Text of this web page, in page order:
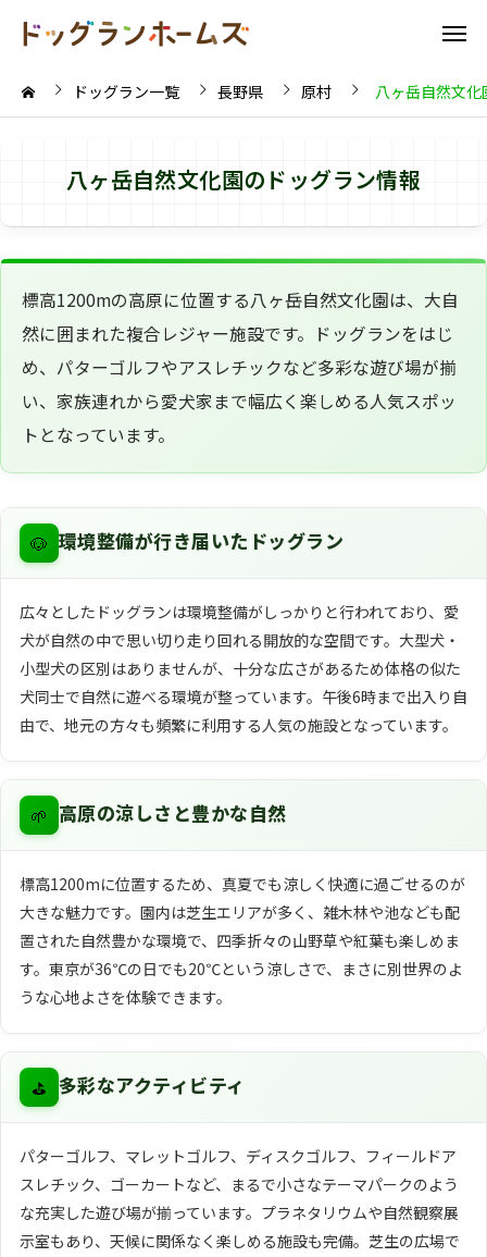
ドッグラン一覧 長野県 原村 八ヶ岳自然文化
八ヶ岳自然文化園のドッグラン情報
標高1200mの高原に位置する八ヶ岳自然文化園は、大自
然に囲まれた複合レジャー施設です。ドッグランをはじ
め、パターゴルフやアスレチックなど多彩な遊び場が揃
い、家族連れから愛犬家まで幅広く楽しめる人気スポッ
トとなっています。
🐶 環境整備が行き届いたドッグラン
広々としたドッグランは環境整備がしっかりと行われており、愛
犬が自然の中で思い切り走り回れる開放的な空間です。大型犬・
小型犬の区別はありませんが、十分な広さがあるため体格の似た
犬同士で自然に遊べる環境が整っています。午後6時まで出入り自
由で、地元の方々も頻繁に利用する人気の施設となっています。
🌱 高原の涼しさと豊かな自然
標高1200mに位置するため、真夏でも涼しく快適に過ごせるのが
大きな魅力です。園内は芝生エリアが多く、雑木林や池なども配
置された自然豊かな環境で、四季折々の山野草や紅葉も楽しめま
す。東京が36℃の日でも20℃という涼しさで、まさに別世界のよ
うな心地よさを体験できます。
⛳ 多彩なアクティビティ
パターゴルフ、マレットゴルフ、ディスクゴルフ、フィールドア
スレチック、ゴーカートなど、まるで小さなテーマパークのよう
な充実した遊び場が揃っています。プラネタリウムや自然観察展
示室もあり、天候に関係なく楽しめる施設も完備。芝生の広場で